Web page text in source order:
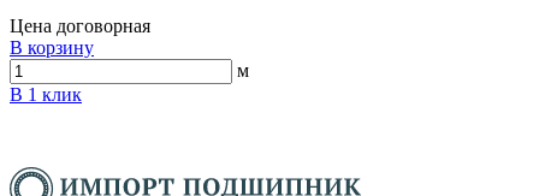
Цена договорная
В корзину
м
В 1 клик